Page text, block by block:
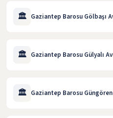
🏛️ Gaziantep Barosu Gölbaşı
🏛️ Gaziantep Barosu Gülyalı
🏛️ Gaziantep Barosu